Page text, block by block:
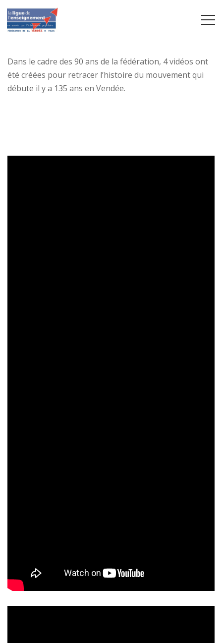
Dans le cadre des 90 ans de la fédération, 4 vidéos ont
été créées pour retracer l’histoire du mouvement qui
débute il y a 135 ans en Vendée.